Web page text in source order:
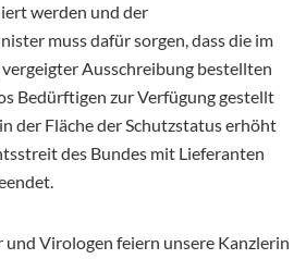
werden und der
muss dafür sorgen, dass die im
Ausschreibung bestellten
Bedürftigen zur Verfügung gestellt
der Fläche der Schutzstatus erhöht
des Bundes mit Lieferanten
Virologen feiern unsere Kanzlerin